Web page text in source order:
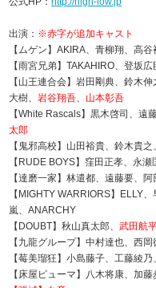
出演： ※赤字が追加キャスト
【ムゲン】AKIRA、青柳翔、高
【雨宮兄弟】TAKAHIRO、登坂広
【山王連合会】岩田剛典、鈴木
大樹、岩谷翔吾、 山本彰吾
【White Rascals】黒木啓司、遠
太郎
【鬼邪高校】山田裕貴、鈴木貴
【RUDE BOYS】窪田正孝、永
【達磨一家】林遣都、遠藤要、
【MIGHTY WARRIORS】ELLY
嵐、ANARCHY
【DOUBT】秋山真太郎、武田航
【九龍グループ】中村達也、西
【莓美瑠狂】小島藤子、工藤綾
【床屋ピューマ】八木将康、加